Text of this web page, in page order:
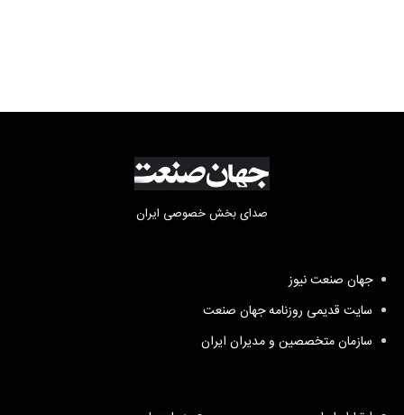
صدای بخش خصوصی ایران
جهان صنعت نیوز
سایت قدیمی روزنامه جهان صنعت
سازمان متخصصین و مدیران ایران